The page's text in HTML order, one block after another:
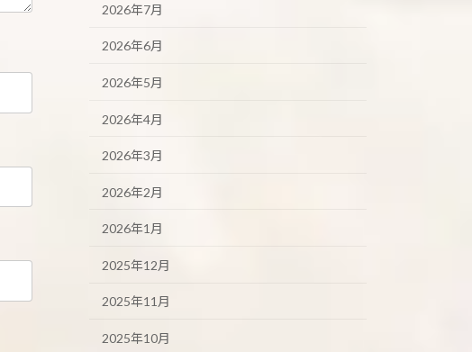
2026年7月
2026年6月
2026年5月
2026年4月
2026年3月
2026年2月
2026年1月
2025年12月
2025年11月
2025年10月